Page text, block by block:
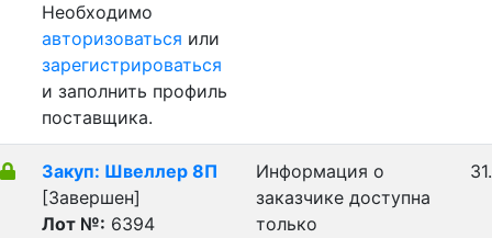
Необходимо
авторизоваться или
зарегистрироваться
и заполнить профиль
поставщика.
Закуп: Швеллер 8П
[Завершен]
Лот №: 6394
Информация о
заказчике доступна
только